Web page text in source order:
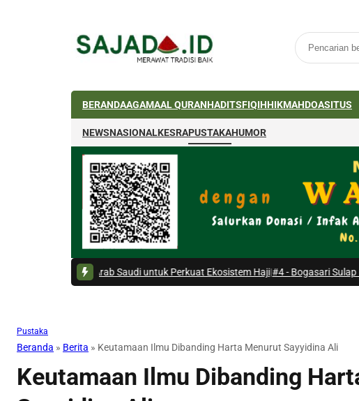
BERANDAAGAMAAL QURANHADITSFIQIHHIKMAHDOASITUS
NEWSNASIONALKESRAPUSTAKAHUMOR
Arab Saudi untuk Perkuat Ekosistem Haji|#4 -Bogasari Sulap Bantaran
Pustaka
Beranda » Berita » Keutamaan Ilmu Dibanding Harta Menurut Sayyidina Ali
Keutamaan Ilmu Dibanding